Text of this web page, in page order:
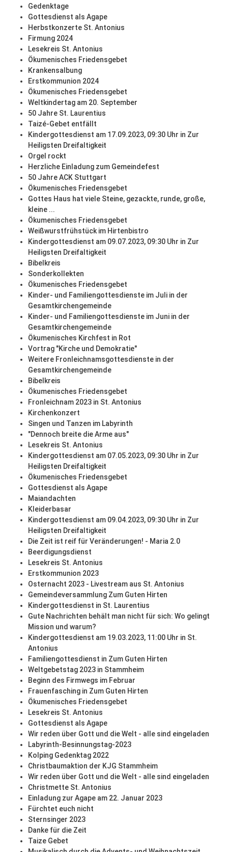
Gedenktage
Gottesdienst als Agape
Herbstkonzerte St. Antonius
Firmung 2024
Lesekreis St. Antonius
Ökumenisches Friedensgebet
Krankensalbung
Erstkommunion 2024
Ökumenisches Friedensgebet
Weltkindertag am 20. September
50 Jahre St. Laurentius
Taizé-Gebet entfällt
Kindergottesdienst am 17.09.2023, 09:30 Uhr in Zur
Heiligsten Dreifaltigkeit
Orgel rockt
Herzliche Einladung zum Gemeindefest
50 Jahre ACK Stuttgart
Ökumenisches Friedensgebet
Gottes Haus hat viele Steine, gezackte, runde, große,
kleine ...
Ökumenisches Friedensgebet
Weißwurstfrühstück im Hirtenbistro
Kindergottesdienst am 09.07.2023, 09:30 Uhr in Zur
Heiligsten Dreifaltigkeit
Bibelkreis
Sonderkollekten
Ökumenisches Friedensgebet
Kinder- und Familiengottesdienste im Juli in der
Gesamtkirchengemeinde
Kinder- und Familiengottesdienste im Juni in der
Gesamtkirchengemeinde
Ökumenisches Kirchfest in Rot
Vortrag "Kirche und Demokratie"
Weitere Fronleichnamsgottesdienste in der
Gesamtkirchengemeinde
Bibelkreis
Ökumenisches Friedensgebet
Fronleichnam 2023 in St. Antonius
Kirchenkonzert
Singen und Tanzen im Labyrinth
"Dennoch breite die Arme aus"
Lesekreis St. Antonius
Kindergottesdienst am 07.05.2023, 09:30 Uhr in Zur
Heiligsten Dreifaltigkeit
Ökumenisches Friedensgebet
Gottesdienst als Agape
Maiandachten
Kleiderbasar
Kindergottesdienst am 09.04.2023, 09:30 Uhr in Zur
Heiligsten Dreifaltigkeit
Die Zeit ist reif für Veränderungen! - Maria 2.0
Beerdigungsdienst
Lesekreis St. Antonius
Erstkommunion 2023
Osternacht 2023 - Livestream aus St. Antonius
Gemeindeversammlung Zum Guten Hirten
Kindergottesdienst in St. Laurentius
Gute Nachrichten behält man nicht für sich: Wo gelingt
Mission und warum?
Kindergottesdienst am 19.03.2023, 11:00 Uhr in St.
Antonius
Familiengottesdienst in Zum Guten Hirten
Weltgebetstag 2023 in Stammheim
Beginn des Firmwegs im Februar
Frauenfasching in Zum Guten Hirten
Ökumenisches Friedensgebet
Lesekreis St. Antonius
Gottesdienst als Agape
Wir reden über Gott und die Welt - alle sind eingeladen
Labyrinth-Besinnungstag-2023
Kolping Gedenktag 2022
Christbaumaktion der KJG Stammheim
Wir reden über Gott und die Welt - alle sind eingeladen
Christmette St. Antonius
Einladung zur Agape am 22. Januar 2023
Fürchtet euch nicht
Sternsinger 2023
Danke für die Zeit
Taize Gebet